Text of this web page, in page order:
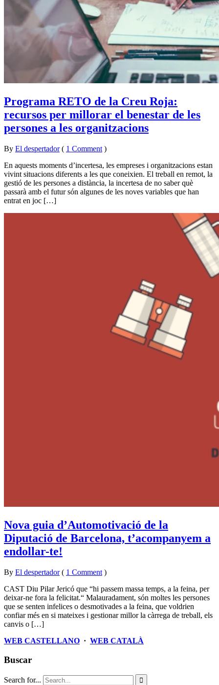
Programa RETO de la Creu Roja:
recursos per millorar el benestar de les
persones a les organitzacions
By El despertador on
18
2021
•
( 1 Comment )
En aquests moments d’incertesa, les empreses i organitzacions estan
vivint situacions diferents a les que coneixien. El treball en remot, la
gestió de les persones a distància, la incertesa de no saber què
passarà amb el futur són algunes de les noves variables que han
entrat en joc […]
Nova guia d’Automotivació de la
Diputació de Barcelona, t’acompanyem a
endollar-te!
By El despertador on
17
2021
•
( 1 Comment )
CAST Diu Pilar Jericó que “hi passem massa temps, a la feina, per
deixar-ne fora la felicitat.“ Malauradament, són moltes les persones
que se senten infelices o desmotivades a la feina, que voldrien
confiar més en si mateixes i gestionar millor la càrrega de treball, els
canvis o […]
WEB CASTELLANO · WEB CATALÀ
Buscar
Search for... 